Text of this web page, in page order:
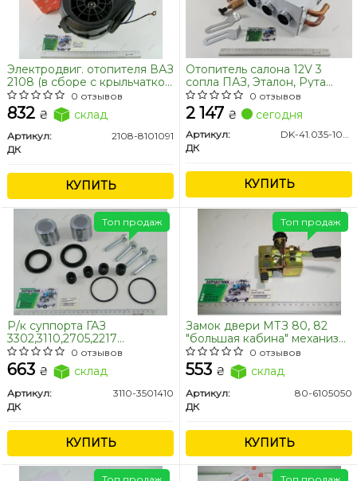
Электродвиг. отопителя ВАЗ
2108 (в сборе с крыльчаткой
и кожухом) <ДК>
0 отзывов
832 ₴ склад
Артикул:
2108-8101091
ДК
КУПИТЬ
Отопитель салона 12V 3
сопла ПАЗ, Эталон, Рута
<ДК>
0 отзывов
2 147 ₴ сегодня
Артикул:
ДК
КУПИТЬ
Р/к суппорта ГАЗ
3302,3110,2705,2217
Газель,Волга (полный) <ДК>
0 отзывов
663 ₴ склад
Артикул:
3110-3501410
ДК
КУПИТЬ
Топ продаж
Замок двери МТЗ 80, 82
"большая кабина" механизм
левый <ДК>0 отзывов
553 ₴ склад
Артикул:
80-6105050
ДК
КУПИТЬ
Топ продаж